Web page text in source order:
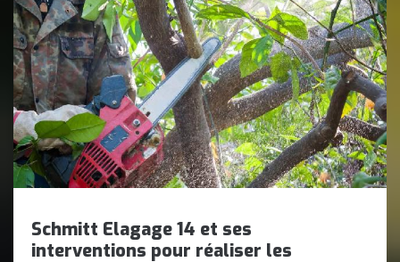
Schmitt Elagage 14 et ses
interventions pour réaliser les